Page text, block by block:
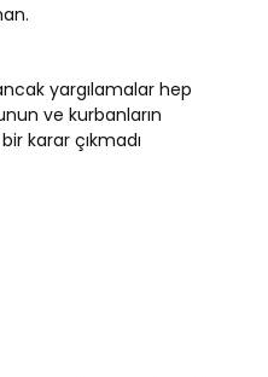
yargılamalar hep
ve kurbanların
karar çıkmadı